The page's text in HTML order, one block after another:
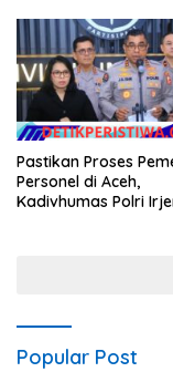
Pastikan Proses
Personel di Aceh,
Kadivhumas Polri
Popular Post